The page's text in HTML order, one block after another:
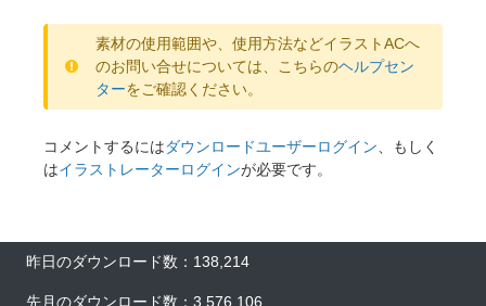
素材の使用範囲や、使用方法などイラストACへ
のお問い合せについては、こちらのヘルプセン
ターをご確認ください。
コメントするにはダウンロードユーザーログイン 、もしく
はイラストレーターログインが必要です。
昨日のダウンロード数：138,214
先月のダウンロード数：3,576,106